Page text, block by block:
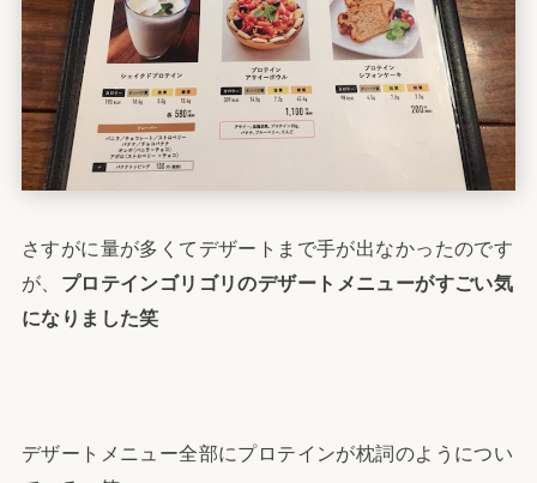
さすがに量が多くてデザートまで手が出なかったのです
が、 プロテインゴリゴリのデザートメニューがすごい気
になりました笑
デザートメニュー全部にプロテインが枕詞のようについ